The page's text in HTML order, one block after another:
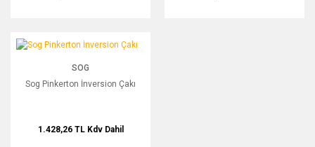
Sog Pinkerton İnversion Çakı
SOG
Sog Pinkerton İnversion Çakı
1.428,26 TL Kdv Dahil